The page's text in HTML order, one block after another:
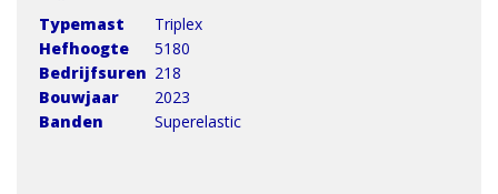
Typemast
Triplex
Hefhoogte
5180
Bedrijfsuren 218
Bouwjaar
2023
Banden
Superelastic